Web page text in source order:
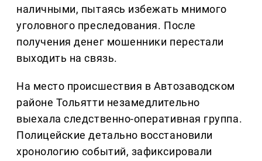
наличными, пытаясь избежать мнимого
уголовного преследования. После
получения денег мошенники перестали
выходить на связь.
На место происшествия в Автозаводском
районе Тольятти незамедлительно
выехала следственно-оперативная группа.
Полицейские детально восстановили
хронологию событий, зафиксировали